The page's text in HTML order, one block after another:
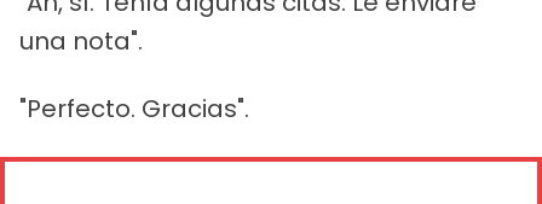
una nota".
"Perfecto. Gracias".